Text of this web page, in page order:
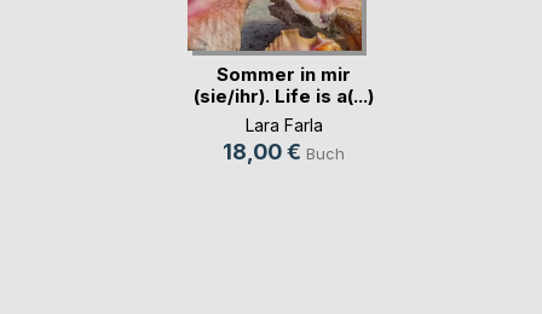
Sommer in mir
(sie/ihr). Life is a(...)
Lara Farla
18,00 € Buch